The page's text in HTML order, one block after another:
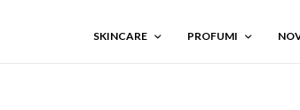
SKINCARE PROFUMI